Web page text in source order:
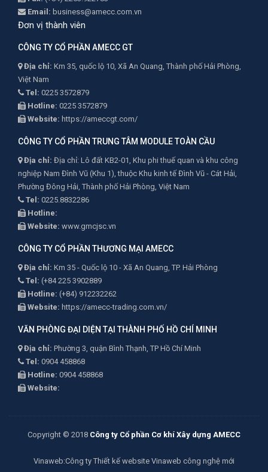
Email: business@amecc.com.vn
Đơn vị thành viên
CÔNG TY CỔ PHẦN AMECC GT
Địa chỉ: Km 35, quốc lộ 10, Xã An Quang, Thành phố Hải Phòng,
Việt Nam
Tel: 0225 3572879
Hotline: 0225 3572879
Website: https://ameccgt.com/
CÔNG TY CỔ PHẦN TRUNG TÂM MODULE TOÀN CẦU
Địa chỉ: Địa chỉ: Lô đất KB2-01, Khu phi thuế quan và khu công
nghiệp Nam Đình Vũ (Khu 1), thuộc Khu kinh tế Đình Vũ - Cát Hải,
Phường Đông Hải, Thành phố Hải Phòng, Việt Nam
Tel: 0225.8832286
Hotline:
Website: www.gmcjsc.vn
CÔNG TY CỔ PHẦN THƯƠNG MẠI AMECC
Địa chỉ: Km 35 - Quốc lộ 10 - Xã An Quang, TP. Hải Phòng
Tel: (+84 225 3902889
Hotline: (+84) 912232262
Website: https://amecc-trading.com.vn/
VĂN PHÒNG ĐẠI DIỆN TẠI THÀNH PHỐ HỒ CHÍ MINH
Địa chỉ: Phường 3, quận Bình Thạnh, TP Hồ Chí Minh
Tel: 0904 458868
Hotline: 0904 458868
Website:
Copyright © 2018 Công ty Cổ phần Cơ khí Xây dựng AMECC
Vinaweb:Công ty Thiết kế website Vinaweb công nghệ mới